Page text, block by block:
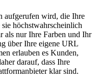
aufgerufen wird, die Ihre
höchstwahrscheinlich
als nur Ihre Farben und Ihr
über Ihre eigene URL
erlauben es Kunden,
darauf, dass Ihre
klar sind.